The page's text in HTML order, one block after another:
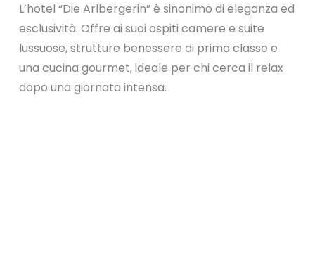
L’hotel “Die Arlbergerin” è sinonimo di eleganza ed
esclusività. Offre ai suoi ospiti camere e suite
lussuose, strutture benessere di prima classe e
una cucina gourmet, ideale per chi cerca il relax
dopo una giornata intensa.